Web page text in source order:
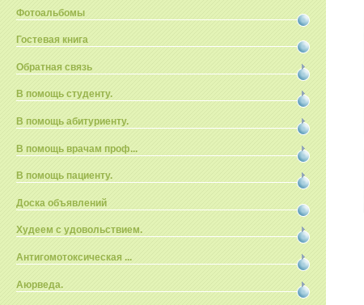
Фотоальбомы
Гостевая книга
Обратная связь
В помощь студенту.
В помощь абитуриенту.
В помощь врачам проф...
В помощь пациенту.
Доска объявлений
Худеем с удовольствием.
Антигомотоксическая ...
Аюрведа.